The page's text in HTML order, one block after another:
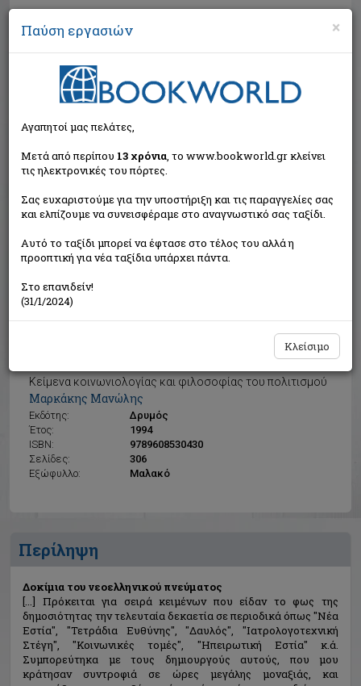
Αναζήτηση
Δοκίμια του νεοελληνικού πνεύματος
Κείμενα κοινωνιολογίας και φιλοσοφίας του πολιτισμού
Μαρκάκης Μανώλης
Εκδότης:
Δρυμός
Έτος:
1994
ISBN:
9789608530430
Σελίδες:
306
Εξώφυλλο:
Μαλακό
Εξαντλημένο από τον
εκδότη
Περίληψη
Δοκίμια του νεοελληνικού πνεύματος
[...] Πρόκειται για σειρά κειμένων που είδαν το φως της
δημοσιότητας την τελευταία δεκαετία σε περιοδικά όπως "Νέα
Εστία", "Τετράδια Ευθύνης", "Δαυλός", "Ιατρολογοτεχνική
Στέγη", "Κοινωνικές τομές", "Ηπειρωτική Εστία" κ.ά.
Συμπορεύτηκα με τους δημιουργούς αυτούς, που μου
κράτησαν συντροφιά σε ώρες μεγάλης μοναξιάς, και
×
Παύση εργασιών
Αγαπητοί μας πελάτες,
Μετά από περίπου 13 χρόνια, το www.bookworld.gr κλείνει
τις ηλεκτρονικές του πόρτες.
Σας ευχαριστούμε για την υποστήριξη και τις παραγγελίες σας
και ελπίζουμε να συνεισφέραμε στο αναγνωστικό σας ταξίδι.
Αυτό το ταξίδι μπορεί να έφτασε στο τέλος του αλλά η
προοπτική για νέα ταξίδια υπάρχει πάντα.
Στο επανιδείν!
(31/1/2024)
Κλείσιμο